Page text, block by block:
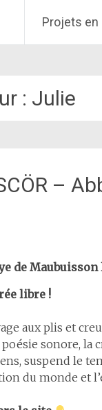
Projets en
: Julie
–
de
libre !
aux plis et
sonore, la
suspend le
du monde et